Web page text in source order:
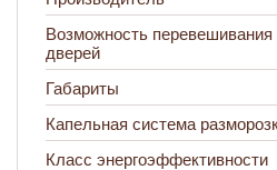
Возможность перевешивания
дверей
Габариты
Капельная система
Класс энергоэффективности